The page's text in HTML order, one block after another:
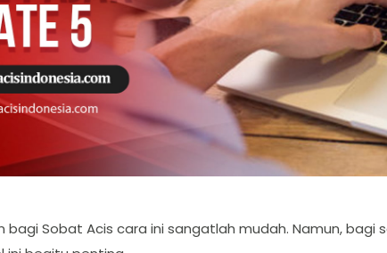
bagi Sobat Acis cara ini sangatlah mudah. Namun, bagi